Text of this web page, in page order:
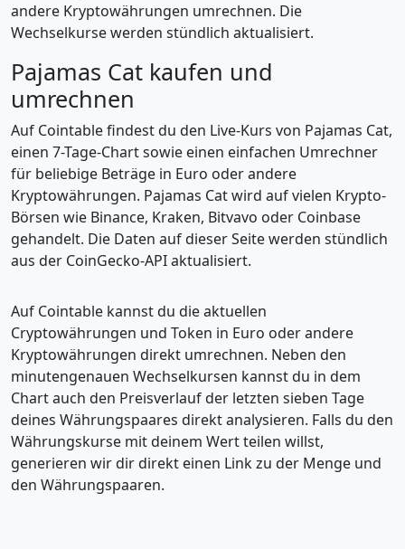
andere Kryptowährungen umrechnen. Die
Wechselkurse werden stündlich aktualisiert.
Pajamas Cat kaufen und
umrechnen
Auf Cointable findest du den Live-Kurs von Pajamas Cat,
einen 7-Tage-Chart sowie einen einfachen Umrechner
für beliebige Beträge in Euro oder andere
Kryptowährungen. Pajamas Cat wird auf vielen Krypto-
Börsen wie Binance, Kraken, Bitvavo oder Coinbase
gehandelt. Die Daten auf dieser Seite werden stündlich
aus der CoinGecko-API aktualisiert.
Auf Cointable kannst du die aktuellen
Cryptowährungen und Token in Euro oder andere
Kryptowährungen direkt umrechnen. Neben den
minutengenauen Wechselkursen kannst du in dem
Chart auch den Preisverlauf der letzten sieben Tage
deines Währungspaares direkt analysieren. Falls du den
Währungskurse mit deinem Wert teilen willst,
generieren wir dir direkt einen Link zu der Menge und
den Währungspaaren.